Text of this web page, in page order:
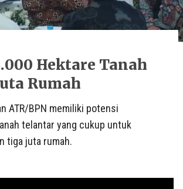
Hektare Tanah
Rumah
ATR/BPN memiliki potensi
telantar yang cukup untuk
tiga juta rumah.